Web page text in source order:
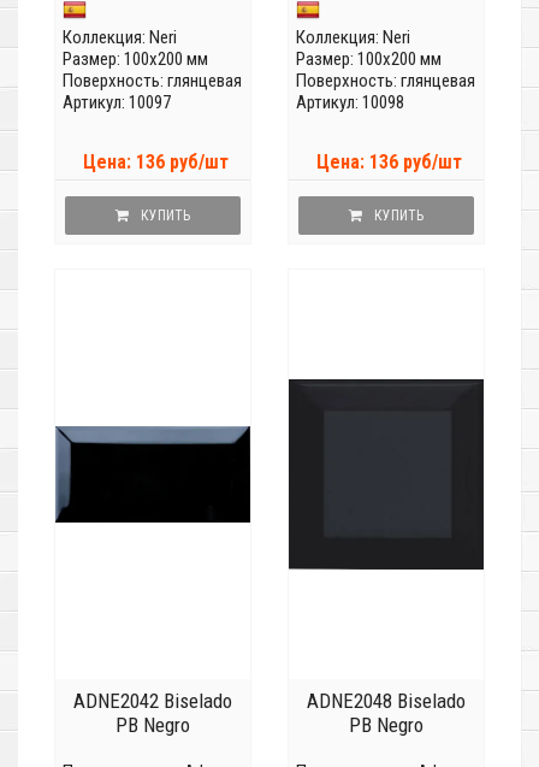
Коллекция: Neri
Размер: 100x200 мм
Поверхность: глянцевая
Артикул: 10097
Цена: 136 руб/шт
КУПИТЬ
Коллекция: Neri
Размер: 100x200 мм
Поверхность: глянцевая
Артикул: 10098
Цена: 136 руб/шт
КУПИТЬ
ADNE2042 Biselado
PB Negro
ADNE2048 Biselado
PB Negro